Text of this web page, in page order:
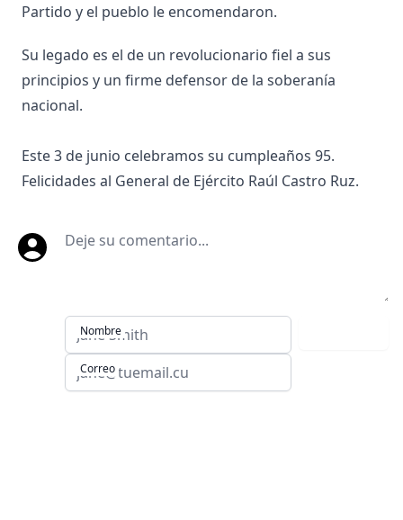
Partido y el pueblo le encomendaron.
Su legado es el de un revolucionario fiel a sus
principios y un firme defensor de la soberanía
nacional.
Este 3 de junio celebramos su cumpleaños 95.
Felicidades al General de Ejército Raúl Castro Ruz.
Deje su comentario
Nombre
Correo